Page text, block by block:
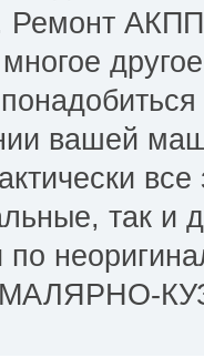
Ремонт
вашей
все
так и
по